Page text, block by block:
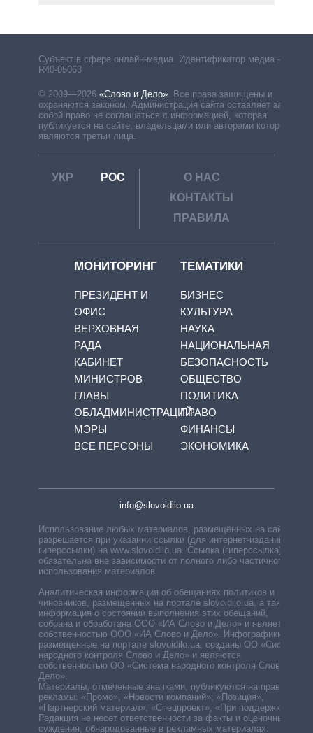
Субъект в сфере онлайн-медиа. Идентификатор медиа –
R40-05063
© 2009—2026 «Слово и Дело» Все права защищены и
охраняются законом. Администрация сайта оставляет за
собой право не соглашаться с информацией, которая
публикуется на сайте, владельцами или авторами которой
являются третьи лица.
УКР РОС
О НАС
КОНТАКТЫ
ПРАВИЛА
МОНИТОРИНГ
ПРЕЗИДЕНТ И
ОФИС
ВЕРХОВНАЯ
РАДА
КАБИНЕТ
МИНИСТРОВ
ГЛАВЫ
ОБЛАДМИНИСТРАЦИЙ
МЭРЫ
ВСЕ ПЕРСОНЫ
ТЕМАТИКИ
БИЗНЕС
КУЛЬТУРА
НАУКА
НАЦИОНАЛЬНАЯ
БЕЗОПАСНОСТЬ
ОБЩЕСТВО
ПОЛИТИКА
ПРАВО
ФИНАНСЫ
ЭКОНОМИКА
info@slovoidilo.ua
Использование любых материалов, размещённых на сайте,
разрешается при указании ссылки (для интернет-изданий —
гиперссылки) на www.slovoidilo.ua. Ссылка (гиперссылка)
обязательна вне зависимости от полного либо частичного
использования материалов.
Аналитическая информация об обещаниях политиков и
чиновников, размещенных на портале slovoidilo.ua, а также
информация о состоянии выполнения этих обещаний,
собрана и обработана ООО «ИА Слово и Дело» и является
собственностью ООО «ИА Слово и Дело». Инфографики,
размещенные на портале slovoidilo.ua, созданы ОО «Система
народного контроля Слово и Дело» и являются
собственностью ОО «Система народного контроля Слово и
Дело».
Материалы, отмеченные значками, публикуются на правах
рекламы: «Промо», «Новости компаний», «Позиция»,
«Партнерский материал», «Спецпроект», «При поддержке».
Редакция не несет ответственности за факты и оценочные
суждения, обнародованные в рекламных материалах.